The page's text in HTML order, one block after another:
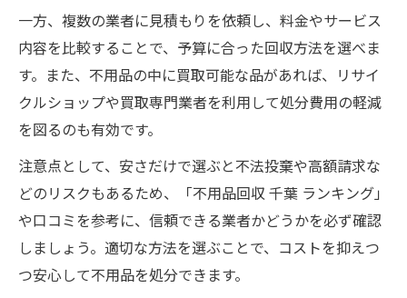
一方、複数の業者に見積もりを依頼し、料金やサービス
内容を比較することで、予算に合った回収方法を選べま
す。また、不用品の中に買取可能な品があれば、リサイ
クルショップや買取専門業者を利用して処分費用の軽減
を図るのも有効です。
注意点として、安さだけで選ぶと不法投棄や高額請求な
どのリスクもあるため、「不用品回収 千葉 ランキング」
や口コミを参考に、信頼できる業者かどうかを必ず確認
しましょう。適切な方法を選ぶことで、コストを抑えつ
つ安心して不用品を処分できます。